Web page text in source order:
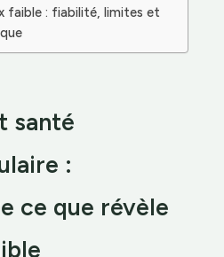
faible : fiabilité, limites et
santé
:
ce que révèle